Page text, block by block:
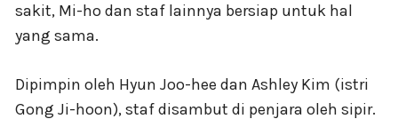
sakit, Mi-ho dan staf lainnya bersiap untuk hal
yang sama.
Dipimpin oleh Hyun Joo-hee dan Ashley Kim (istri
Gong Ji-hoon), staf disambut di penjara oleh sipir.